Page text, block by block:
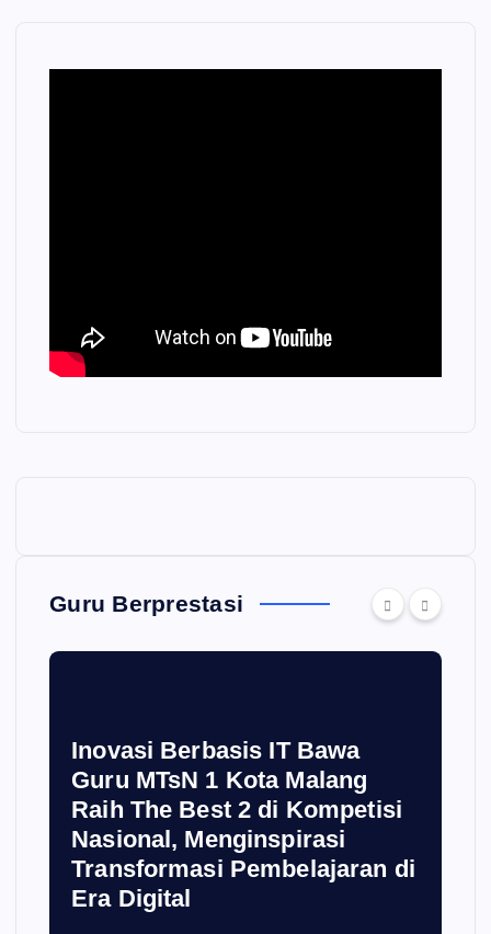
Guru Berprestasi
Inovasi Berbasis IT Bawa
Guru MTsN 1 Kota Malang
Raih The Best 2 di Kompetisi
Nasional, Menginspirasi
Transformasi Pembelajaran di
Era Digital